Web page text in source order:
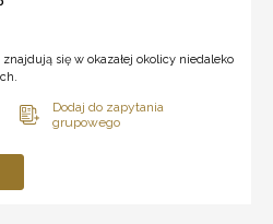
się w okazałej okolicy niedaleko